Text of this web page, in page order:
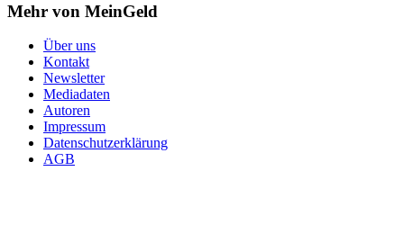
Mehr von MeinGeld
Über uns
Kontakt
Newsletter
Mediadaten
Autoren
Impressum
Datenschutzerklärung
AGB